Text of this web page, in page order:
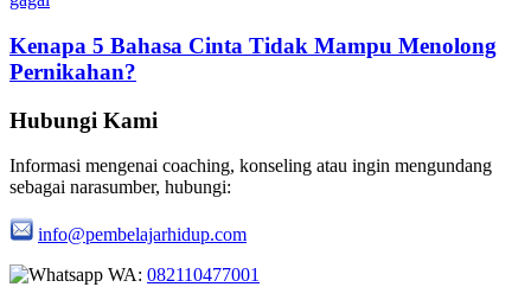
Kenapa 5 Bahasa Cinta Tidak Mampu Menolong
Pernikahan?
Hubungi Kami
Informasi mengenai coaching, konseling atau ingin mengundang
sebagai narasumber, hubungi:
info@pembelajarhidup.com
WA: 082110477001